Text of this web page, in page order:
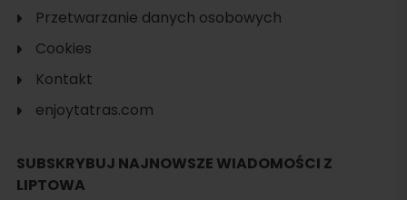
Przetwarzanie danych osobowych
Cookies
Kontakt
enjoytatras.com
SUBSKRYBUJ NAJNOWSZE WIADOMOŚCI Z
LIPTOWA